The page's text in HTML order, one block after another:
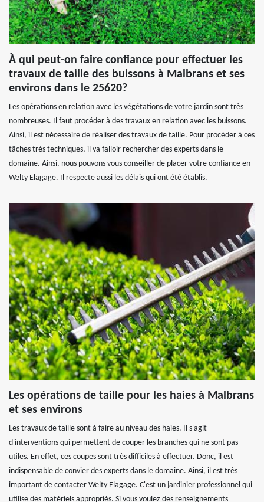
À qui peut-on faire confiance pour effectuer les
travaux de taille des buissons à Malbrans et ses
environs dans le 25620?
Les opérations en relation avec les végétations de votre jardin sont très
nombreuses. Il faut procéder à des travaux en relation avec les buissons.
Ainsi, il est nécessaire de réaliser des travaux de taille. Pour procéder à ces
tâches très techniques, il va falloir rechercher des experts dans le
domaine. Ainsi, nous pouvons vous conseiller de placer votre confiance en
Welty Elagage. Il respecte aussi les délais qui ont été établis.
Les opérations de taille pour les haies à Malbrans
et ses environs
Les travaux de taille sont à faire au niveau des haies. Il s'agit
d'interventions qui permettent de couper les branches qui ne sont pas
utiles. En effet, ces coupes sont très difficiles à effectuer. Donc, il est
indispensable de convier des experts dans le domaine. Ainsi, il est très
important de contacter Welty Elagage. C'est un jardinier professionnel qui
utilise des matériels appropriés. Si vous voulez des renseignements